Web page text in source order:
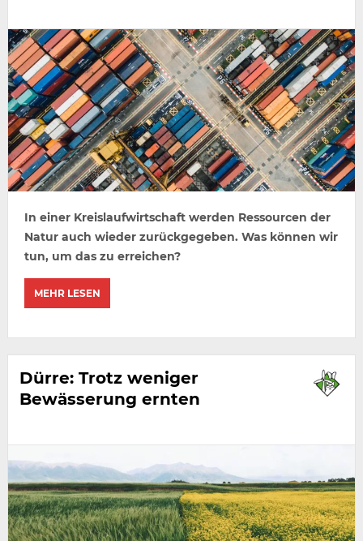
In einer Kreislaufwirtschaft werden Ressourcen der
Natur auch wieder zurückgegeben. Was können wir
tun, um das zu erreichen?
MEHR LESEN
Dürre: Trotz weniger
Bewässerung ernten